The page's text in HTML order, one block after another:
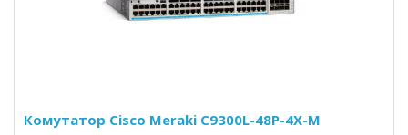
Комутатор Cisco Meraki C9300L-48P-4X-M